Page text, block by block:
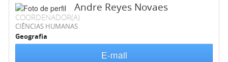
Andre Reyes Novaes
COORDENADOR(A)
CIÊNCIAS HUMANAS
Geografia
E-mail